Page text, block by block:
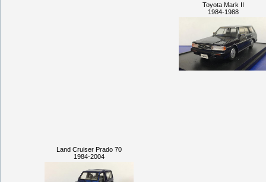
Toyota Mark II
1984-1988
Land Cruiser Prado 70
1984-2004